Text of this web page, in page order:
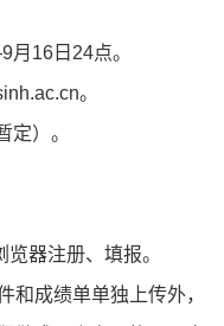
16日24点。
。
）。
器注册、填报。
成绩单单独上传外，